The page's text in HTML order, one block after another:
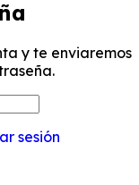
y te enviaremos
sesión